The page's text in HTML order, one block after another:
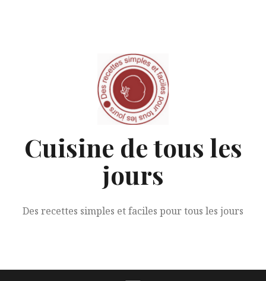
Cuisine de tous les
jours
Des recettes simples et faciles pour tous les jours